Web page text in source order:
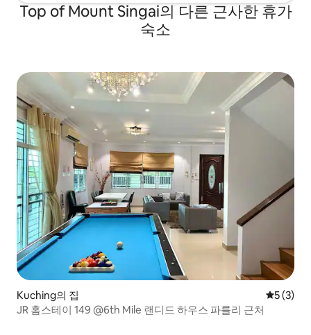
Top of Mount Singai의 다른 근사한 휴가
숙소
Kuching의 집 평점 5점
5 (3)
JR 홈스테이 149 @6th Mile 랜디드 하우스 파를리 근처